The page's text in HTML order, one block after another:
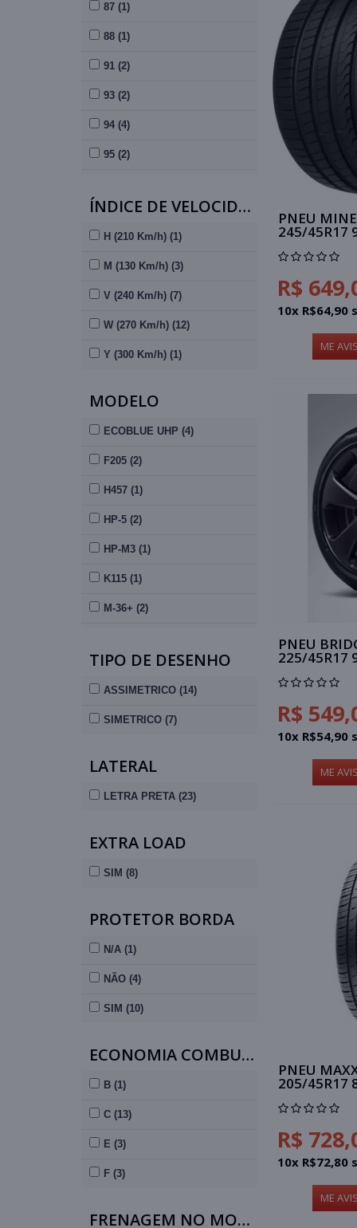
87 (1)
88 (1)
91 (2)
93 (2)
94 (4)
95 (2)
99 (3)
100 (1)
103 (1)
105 (1)
106 (1)
ÍNDICE DE VELOCIDADE
H (210 Km/h) (1)
M (130 Km/h) (3)
V (240 Km/h) (7)
W (270 Km/h) (12)
Y (300 Km/h) (1)
MODELO
ECOBLUE UHP (4)
F205 (2)
H457 (1)
HP-5 (2)
HP-M3 (1)
K115 (1)
M-36+ (2)
M9700S (1)
MAZ4S (1)
N'PRIZ CX (1)
VS5 (1)
TIPO DE DESENHO
ASSIMETRICO (14)
SIMETRICO (7)
LATERAL
LETRA PRETA (23)
EXTRA LOAD
SIM (8)
PROTETOR BORDA
N/A (1)
NÃO (4)
SIM (10)
ECONOMIA COMBUSTÍVEL
B (1)
C (13)
E (3)
F (3)
FRENAGEM NO MOLHADO
PNEU
245/45R17
R$
10x R$64,90
ME
PNEU
225/45R17
R$
10x R$54,90
ME
PNEU
205/45R17
R$
10x R$72,80
ME